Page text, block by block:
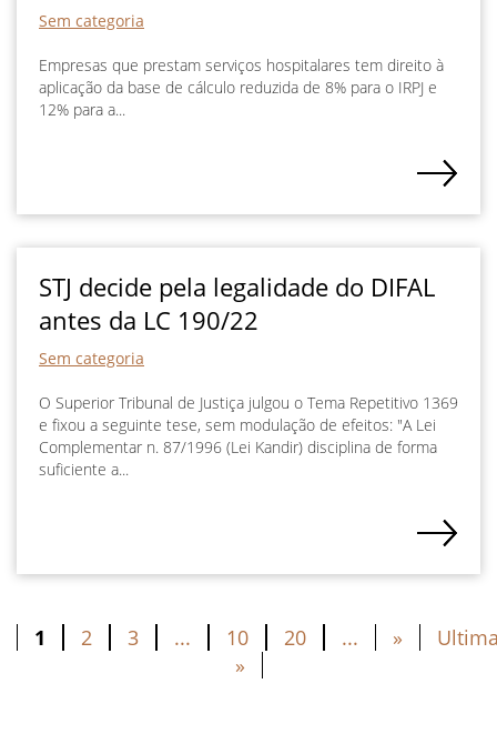
Sem categoria
Empresas que prestam serviços hospitalares tem direito à
aplicação da base de cálculo reduzida de 8% para o IRPJ e
12% para a...
STJ decide pela legalidade do DIFAL
antes da LC 190/22
Sem categoria
O Superior Tribunal de Justiça julgou o Tema Repetitivo 1369
e fixou a seguinte tese, sem modulação de efeitos: "A Lei
Complementar n. 87/1996 (Lei Kandir) disciplina de forma
suficiente a...
1 2 3 ... 10 20 ... »
»